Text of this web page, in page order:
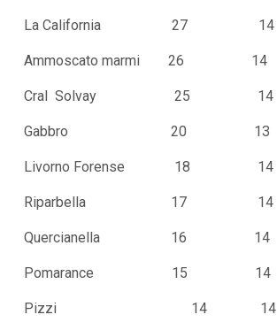
La California 27 14
Ammoscato marmi 26 14
Cral Solvay 25 14
Gabbro 20 13
Livorno Forense 18 14
Riparbella 17 14
Quercianella 16 14
Pomarance 15 14
Pizzi 14 14